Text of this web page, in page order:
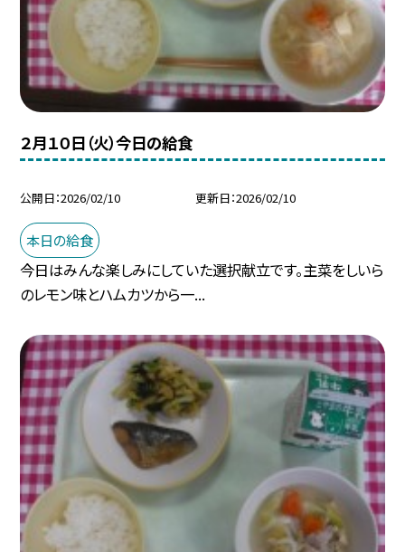
２月１０日（火）今日の給食
公開日 2026/02/10 更新日 2026/02/10
本日の給食
今日はみんな楽しみにしていた選択献立です。主菜をしいら
のレモン味とハムカツから一...